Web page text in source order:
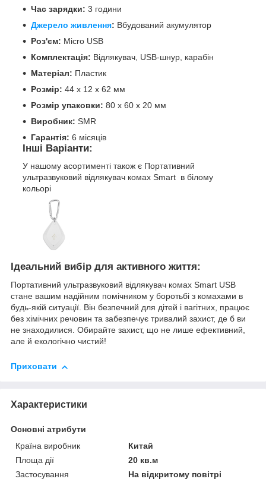
Час зарядки: 3 години
Джерело живлення: Вбудований акумулятор
Роз'єм: Micro USB
Комплектація: Відлякувач, USB-шнур, карабін
Матеріал: Пластик
Розмір: 44 х 12 х 62 мм
Розмір упаковки: 80 х 60 х 20 мм
Виробник: SMR
Гарантія: 6 місяців
Інші Варіанти:
У нашому асортименті також є Портативний
ультразвуковий відлякувач комах Smart в білому
кольорі
Ідеальний вибір для активного життя:
Портативний ультразвуковий відлякувач комах Smart USB
стане вашим надійним помічником у боротьбі з комахами в
будь-якій ситуації. Він безпечний для дітей і вагітних, працює
без хімічних речовин та забезпечує тривалий захист, де б ви
не знаходилися. Обирайте захист, що не лише ефективний,
але й екологічно чистий!
Приховати
Характеристики
Основні атрибути
Країна виробник
Китай
Площа дії
20 кв.м
Застосування
На відкритому повітрі